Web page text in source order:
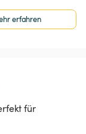
erfahren
für